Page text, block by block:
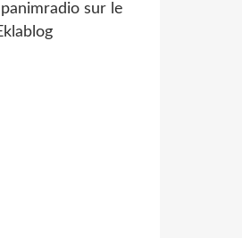
sur le